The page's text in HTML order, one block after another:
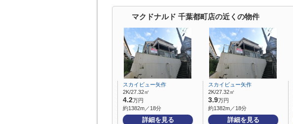
マクドナルド 千葉都町店の近くの物件
スカイビュー矢作
2K/27.32㎡
4.2万円
約1382m／18分
詳細を見る
スカイビュー矢作
2K/27.32㎡
3.9万円
約1382m／18分
詳細を見る